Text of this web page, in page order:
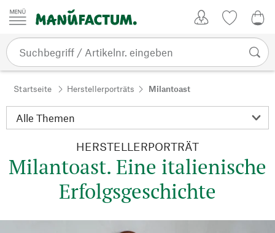
Zum Inhalt springen
Startseite Herstellerporträts Milantoast
HERSTELLERPORTRÄT
Milantoast. Eine italienische
Erfolgsgeschichte